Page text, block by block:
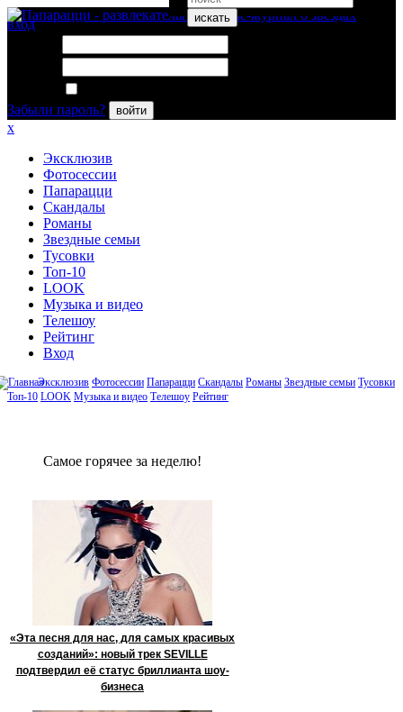
искать
вход
Забыли пароль?
войти
x
Эксклюзив
Фотосессии
Папарацци
Скандалы
Романы
Звездные семьи
Тусовки
Топ-10
LOOK
Музыка и видео
Телешоу
Рейтинг
Вход
Эксклюзив Фотосессии Папарацци Скандалы Романы Звездные семьи Тусовки
Топ-10 LOOK Музыка и видео Телешоу Рейтинг
Сaмое гoрячее за неделю!
«Эта песня для нас, для самых красивых
созданий»: новый трек SEVILLE
подтвердил её статус бриллианта шоу-
бизнеса